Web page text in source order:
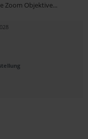
Zoom Objektive...